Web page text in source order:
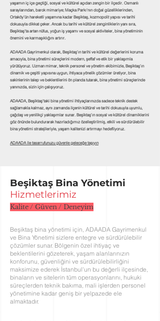
yaşamın iç içe geçtiği, sosyal ve kültürel açıdan zengin bir ilçedir. Osmanlı
saraylarından, barok mimariye; Maçka Parkı'nın doğal güzelliklerinden,
Ortaköy’ün hareketli yaşamına kadar Beşiktaş, kozmopolit yapısı ve tarihi
dokusuyla dikkat çeker. Ancak bu tarihi ve kültürel zenginliklerin yanı sıra,
Beşiktaş'ta artan nüfus, yoğun iş yaşamı ve sosyal aktiviteler, bina yönetiminin
önemini ve karmaşıklığını artırır.
ADAADA Gayrimenkul olarak, Beşiktaş’ın tarihi ve kültürel değerlerini koruma
amacıyla, bina yönetimi süreçlerini modern, şeffaf ve etik bir yaklaşımla
yürütüyoruz. Uzman mimar, teknik personel ve yönetim ekibimizle, Beşiktaş’ın
dinamik ve çeşitli yapısına uygun, ihtiyaca yönelik çözümler üretiyor, bina
sakinlerinin talep ve beklentilerini ön planda tutarak, bina yönetimi süreçlerinde
yanınızda, sizin için çalışıyoruz.
ADAADA, Beşiktaş'taki bina yönetimi ihtiyaçlarınızda sadece teknik destek
sağlamakla kalmaz, aynı zamanda ilçenin kültürel ve tarihi dokusuyla uyumlu,
çağdaş ve yenilikçi yaklaşımlar sunar. Beşiktaş’ın sosyal ve kültürel dinamiklerini
göz önünde bulundurarak hazırladığımız özelleştirilmiş, etkili ve sürdürülebilir
bina yönetimi stratejileriyle, yaşam kalitenizi artırmayı hedefliyoruz.
ADAADA ile tasarrufunuzu güvenle geleceğe taşıyın
Beşiktaş Bina Yönetimi
Hizmetlerimiz
Kalite / Güven / Deneyim
Beşiktaş bina yönetimi için, ADAADA Gayrimenkul
ve Bina Yönetimi sizlere entegre ve sürdürülebilir
çözümler sunar. Bölgenin özel ihtiyaç ve
beklentilerini gözeterek, yaşam alanlarınızın
konforunu, güvenliğini ve sürdürülebilirliğini
maksimize ederek İstanbul'un bu değerli ilçesinde,
binaların ve sitelerin tüm operasyonlarını, hukuki
süreçlerden teknik bakıma, mali işlerden personel
yönetimine kadar geniş bir yelpazede ele
almaktadır.